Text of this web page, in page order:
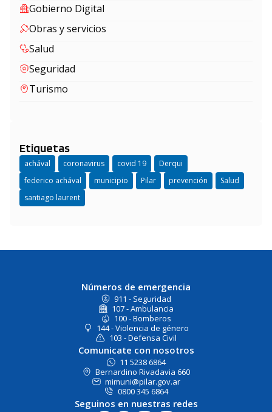
Gobierno Digital
Obras y servicios
Salud
Seguridad
Turismo
Etiquetas
achával coronavirus covid 19
Derqui
federico achával
municipio Pilar prevención
Salud
santiago laurent
Números de emergencia
911 - Seguridad
107 - Ambulancia
100 - Bomberos
144 - Violencia de género
103 - Defensa Civil
Comunicate con nosotros
11 5238 6864
Bernardino Rivadavia 660
mimuni@pilar.gov.ar
0800 345 6864
Seguinos en nuestras redes